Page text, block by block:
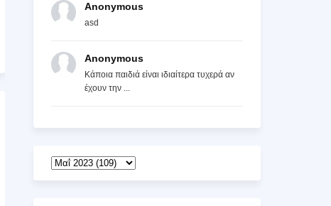
Anonymous
asd
Anonymous
Κάποια παιδιά είναι ιδιαίτερα τυχερά αν
έχουν την ...